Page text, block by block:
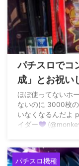
パチスロで
成」とお祝い
る
ほぼ使ってないホ
ないのに 3000枚
いなくなるんだよ
イダー
パチスロ機種